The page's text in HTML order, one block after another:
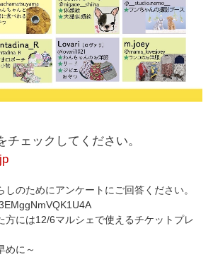
チェックしてください。
のためにアンケートにご回答ください。
方には12/6マルシェで使えるチケットプレ
めに～